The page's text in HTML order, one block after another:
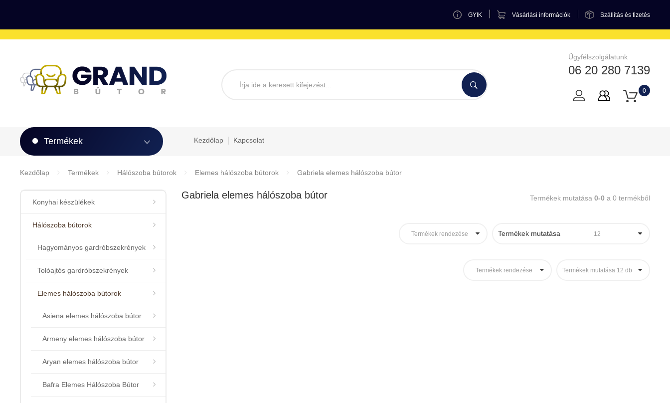
GYIK Vásárlási információk Szállítás és fizetés
Ügyfélszolgálatunk
06 20 280 7139
0
Termékek Kezdőlap Kapcsolat
Kezdőlap Termékek Hálószoba bútorok Elemes hálószoba bútorok Gabriela elemes hálószoba bútor
Konyhai készülékek
Hálószoba bútorok
Hagyományos gardróbszekrények
Tolóajtós gardróbszekrények
Elemes hálószoba bútorok
Asiena elemes hálószoba bútor
Armeny elemes hálószoba bútor
Aryan elemes hálószoba bútor
Bafra Elemes Hálószoba Bútor
Gabriela elemes hálószoba bútor Termékek mutatása 0-0 a 0 termékből
Termékek rendezése Termékek mutatása 12
Termékek rendezése Termékek mutatása 12 db